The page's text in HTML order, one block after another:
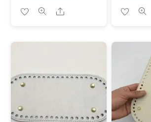
Share